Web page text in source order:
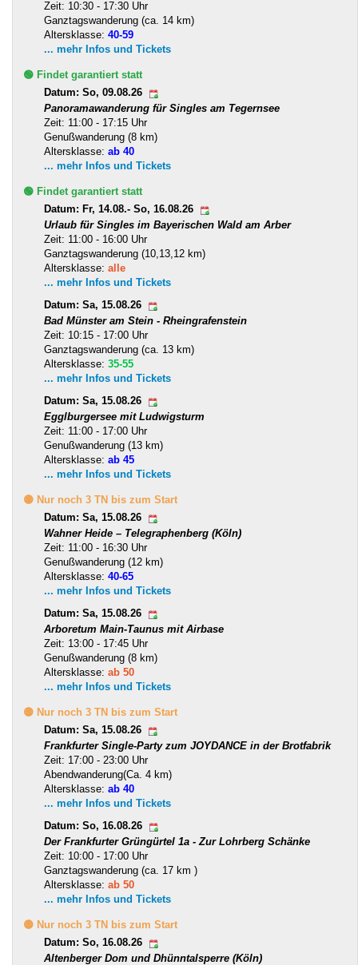
Zeit: 10:30 - 17:30 Uhr
Ganztagswanderung (ca. 14 km)
Altersklasse: 40-59
... mehr Infos und Tickets
🟢 Findet garantiert statt
Datum: So, 09.08.26
Panoramawanderung für Singles am Tegernsee
Zeit: 11:00 - 17:15 Uhr
Genußwanderung (8 km)
Altersklasse: ab 40
... mehr Infos und Tickets
🟢 Findet garantiert statt
Datum: Fr, 14.08.- So, 16.08.26
Urlaub für Singles im Bayerischen Wald am Arber
Zeit: 11:00 - 16:00 Uhr
Ganztagswanderung (10,13,12 km)
Altersklasse: alle
... mehr Infos und Tickets
Datum: Sa, 15.08.26
Bad Münster am Stein - Rheingrafenstein
Zeit: 10:15 - 17:00 Uhr
Ganztagswanderung (ca. 13 km)
Altersklasse: 35-55
... mehr Infos und Tickets
Datum: Sa, 15.08.26
Egglburgersee mit Ludwigsturm
Zeit: 11:00 - 17:00 Uhr
Genußwanderung (13 km)
Altersklasse: ab 45
... mehr Infos und Tickets
🟡 Nur noch 3 TN bis zum Start
Datum: Sa, 15.08.26
Wahner Heide – Telegraphenberg (Köln)
Zeit: 11:00 - 16:30 Uhr
Genußwanderung (12 km)
Altersklasse: 40-65
... mehr Infos und Tickets
Datum: Sa, 15.08.26
Arboretum Main-Taunus mit Airbase
Zeit: 13:00 - 17:45 Uhr
Genußwanderung (8 km)
Altersklasse: ab 50
... mehr Infos und Tickets
🟡 Nur noch 3 TN bis zum Start
Datum: Sa, 15.08.26
Frankfurter Single-Party zum JOYDANCE in der Brotfabrik
Zeit: 17:00 - 23:00 Uhr
Abendwanderung(Ca. 4 km)
Altersklasse: ab 40
... mehr Infos und Tickets
Datum: So, 16.08.26
Der Frankfurter Grüngürtel 1a - Zur Lohrberg Schänke
Zeit: 10:00 - 17:00 Uhr
Ganztagswanderung (ca. 17 km )
Altersklasse: ab 50
... mehr Infos und Tickets
🟡 Nur noch 3 TN bis zum Start
Datum: So, 16.08.26
Altenberger Dom und Dhünntalsperre (Köln)